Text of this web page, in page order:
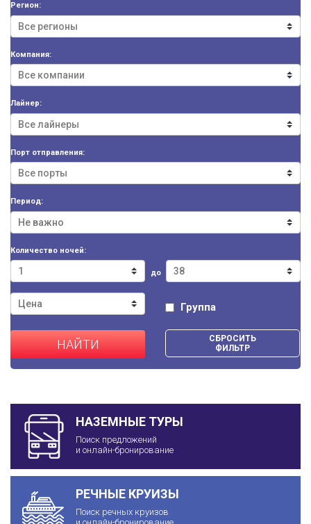
Регион:
Компания:
Лайнер:
Порт отправления:
Период:
Количество ночей:
до
Группа
НАЙТИ
СБРОСИТЬ
ФИЛЬТР
НАЗЕМНЫЕ ТУРЫ
Поиск предложений
и онлайн-бронирование
РЕЧНЫЕ КРУИЗЫ
Поиск речных круизов